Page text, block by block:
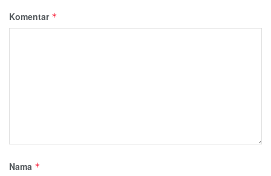
Komentar *
Nama *